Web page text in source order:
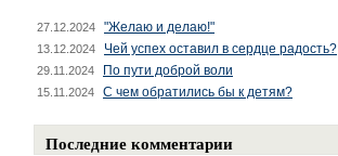
27.12.2024 "Желаю и делаю!"
13.12.2024 Чей успех оставил в сердце радость?
29.11.2024 По пути доброй воли
15.11.2024 С чем обратились бы к детям?
Последние комментарии